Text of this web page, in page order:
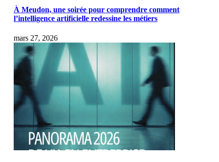
À Meudon, une soirée pour comprendre comment
l’intelligence artificielle redessine les métiers
mars 27, 2026